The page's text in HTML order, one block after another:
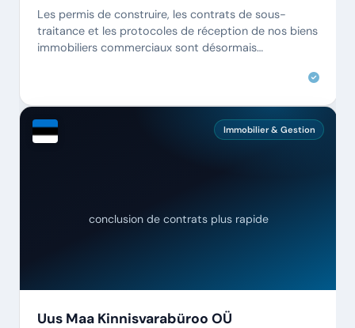
Les permis de construire, les contrats de sous-
traitance et les protocoles de réception de nos biens
immobiliers commerciaux sont désormais
Immobilier & Gestion
conclusion de contrats plus rapide
Uus Maa Kinnisvarabüroo OÜ